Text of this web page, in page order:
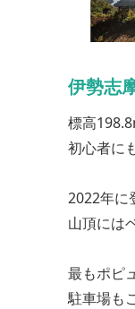
伊勢志
標高
初心者に
2022年に
山頂には
最もポピ
駐車場も